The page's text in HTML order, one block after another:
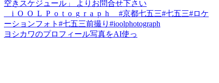
ヨシカワのプロフィール写真をAI使っ